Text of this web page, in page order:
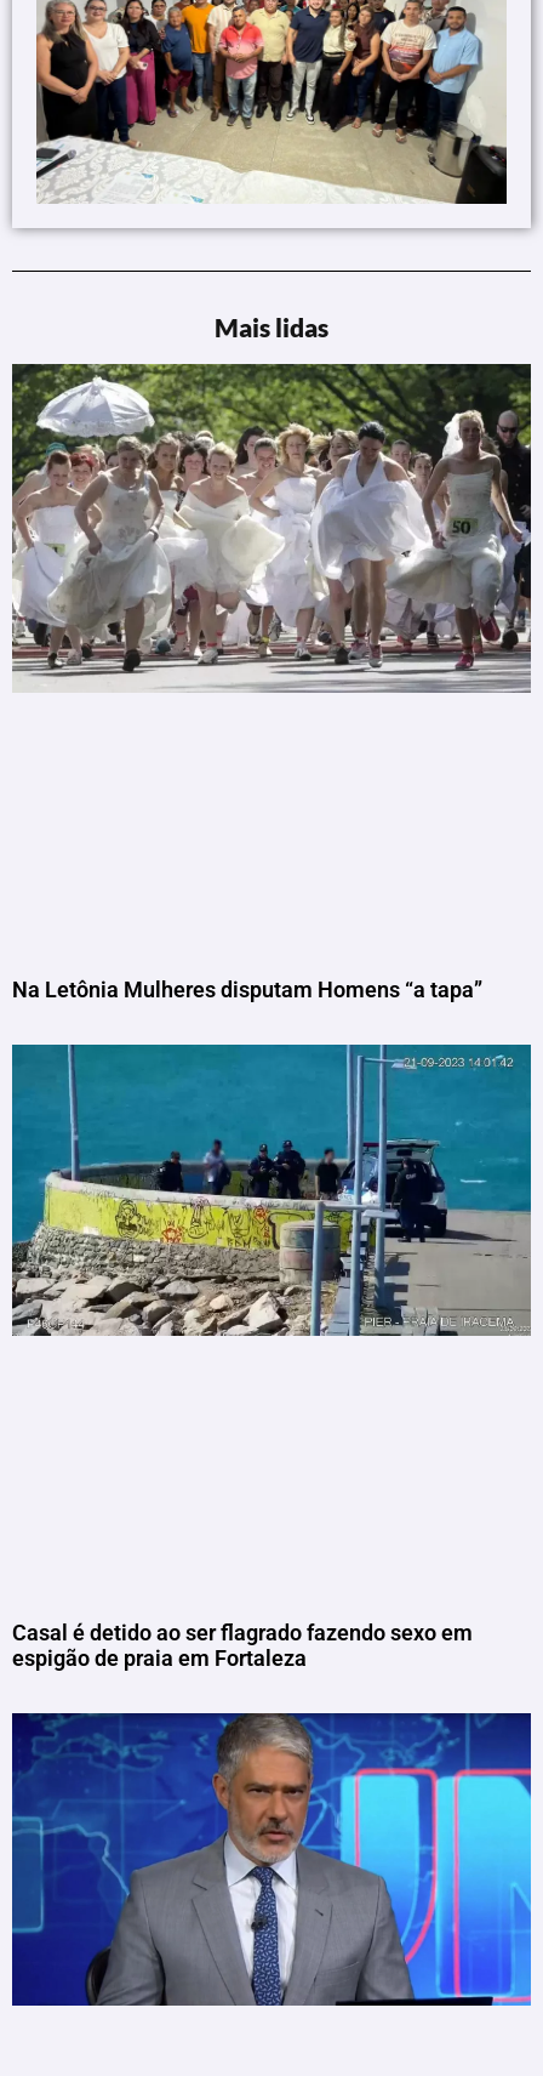
Mais lidas
Na Letônia Mulheres disputam Homens “a tapa”
Casal é detido ao ser flagrado fazendo sexo em
espigão de praia em Fortaleza